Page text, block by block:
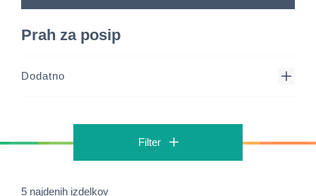
Prah za posip
Dodatno
Filter
5 najdenih izdelkov